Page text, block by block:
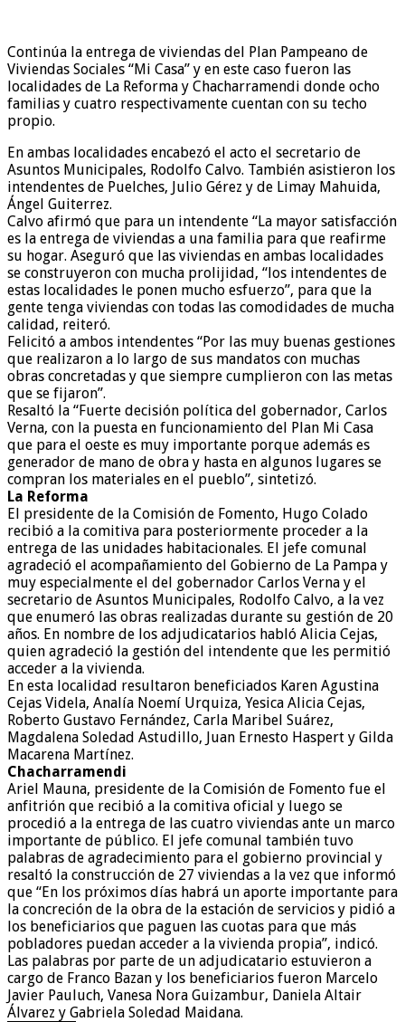
Continúa la entrega de viviendas del Plan Pampeano de
Viviendas Sociales “Mi Casa” y en este caso fueron las
localidades de La Reforma y Chacharramendi donde ocho
familias y cuatro respectivamente cuentan con su techo
propio.
En ambas localidades encabezó el acto el secretario de
Asuntos Municipales, Rodolfo Calvo. También asistieron los
intendentes de Puelches, Julio Gérez y de Limay Mahuida,
Ángel Guiterrez.
Calvo afirmó que para un intendente “La mayor satisfacción
es la entrega de viviendas a una familia para que reafirme
su hogar. Aseguró que las viviendas en ambas localidades
se construyeron con mucha prolijidad, “los intendentes de
estas localidades le ponen mucho esfuerzo”, para que la
gente tenga viviendas con todas las comodidades de mucha
calidad, reiteró.
Felicitó a ambos intendentes “Por las muy buenas gestiones
que realizaron a lo largo de sus mandatos con muchas
obras concretadas y que siempre cumplieron con las metas
que se fijaron”.
Resaltó la “Fuerte decisión política del gobernador, Carlos
Verna, con la puesta en funcionamiento del Plan Mi Casa
que para el oeste es muy importante porque además es
generador de mano de obra y hasta en algunos lugares se
compran los materiales en el pueblo”, sintetizó.
La Reforma
El presidente de la Comisión de Fomento, Hugo Colado
recibió a la comitiva para posteriormente proceder a la
entrega de las unidades habitacionales. El jefe comunal
agradeció el acompañamiento del Gobierno de La Pampa y
muy especialmente el del gobernador Carlos Verna y el
secretario de Asuntos Municipales, Rodolfo Calvo, a la vez
que enumeró las obras realizadas durante su gestión de 20
años. En nombre de los adjudicatarios habló Alicia Cejas,
quien agradeció la gestión del intendente que les permitió
acceder a la vivienda.
En esta localidad resultaron beneficiados Karen Agustina
Cejas Videla, Analía Noemí Urquiza, Yesica Alicia Cejas,
Roberto Gustavo Fernández, Carla Maribel Suárez,
Magdalena Soledad Astudillo, Juan Ernesto Haspert y Gilda
Macarena Martínez.
Chacharramendi
Ariel Mauna, presidente de la Comisión de Fomento fue el
anfitrión que recibió a la comitiva oficial y luego se
procedió a la entrega de las cuatro viviendas ante un marco
importante de público. El jefe comunal también tuvo
palabras de agradecimiento para el gobierno provincial y
resaltó la construcción de 27 viviendas a la vez que informó
que “En los próximos días habrá un aporte importante para
la concreción de la obra de la estación de servicios y pidió a
los beneficiarios que paguen las cuotas para que más
pobladores puedan acceder a la vivienda propia”, indicó.
Las palabras por parte de un adjudicatario estuvieron a
cargo de Franco Bazan y los beneficiarios fueron Marcelo
Javier Pauluch, Vanesa Nora Guizambur, Daniela Altair
Álvarez y Gabriela Soledad Maidana.